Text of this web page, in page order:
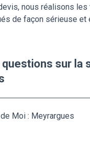
nous réalisons les
de façon sérieuse et
sur la
Moi : Meyrargues